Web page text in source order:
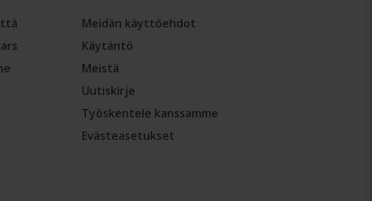
Meidän käyttöehdot
Käytäntö
Meistä
Uutiskirje
Työskentele kanssamme
Evästeasetukset